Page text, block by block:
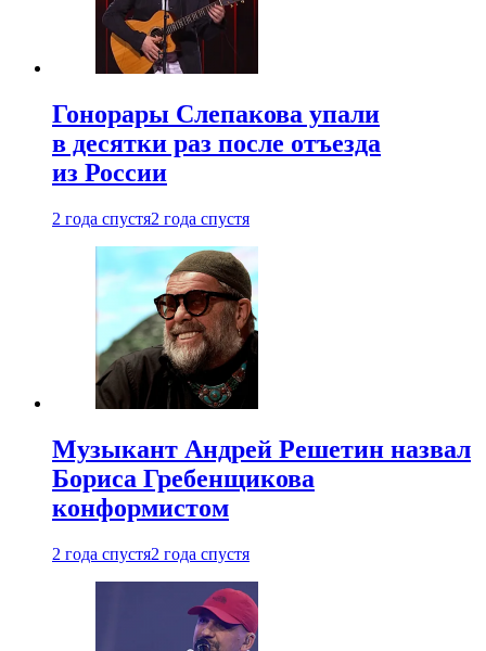
Гонорары Слепакова упали
в десятки раз после отъезда
из России
2 года спустя2 года спустя
Музыкант Андрей Решетин назвал
Бориса Гребенщикова
конформистом
2 года спустя2 года спустя